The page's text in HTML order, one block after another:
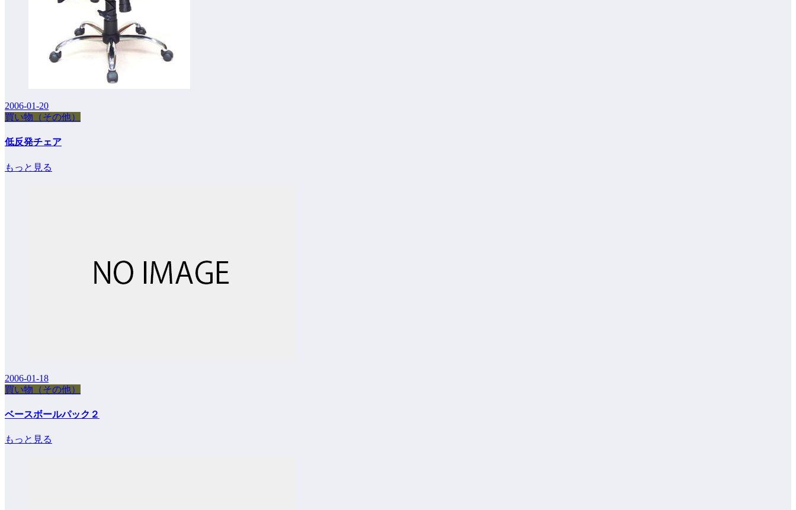
2006-01-20
買い物（その他）
低反発チェア
もっと見る
2006-01-18
買い物（その他）
ベースボールパック２
もっと見る